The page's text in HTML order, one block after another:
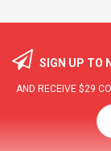
SIGN UP TO
AND RECEIVE $29